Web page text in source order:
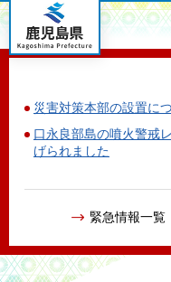
鹿児島県
災害対策本部の設置に
口永良部島の噴火警戒
げられました
緊急情報一覧